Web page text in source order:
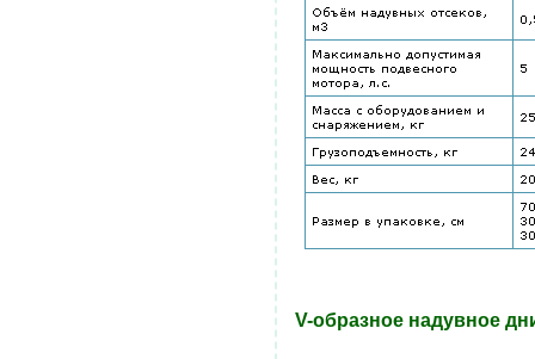
V-образное надувное